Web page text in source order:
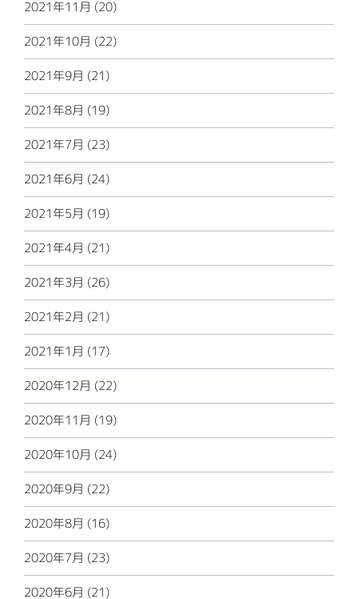
2021年11月 (20)
2021年10月 (22)
2021年9月 (21)
2021年8月 (19)
2021年7月 (23)
2021年6月 (24)
2021年5月 (19)
2021年4月 (21)
2021年3月 (26)
2021年2月 (21)
2021年1月 (17)
2020年12月 (22)
2020年11月 (19)
2020年10月 (24)
2020年9月 (22)
2020年8月 (16)
2020年7月 (23)
2020年6月 (21)